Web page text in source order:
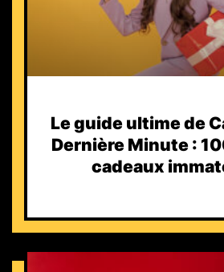
Le guide ultime de
Dernière Minute :
cadeaux